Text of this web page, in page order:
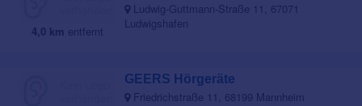
4,0 km entfernt
Ludwig-Guttmann-Straße 11, 67071
Ludwigshafen
GEERS Hörgeräte
Friedrichstraße 11, 68199 Mannheim